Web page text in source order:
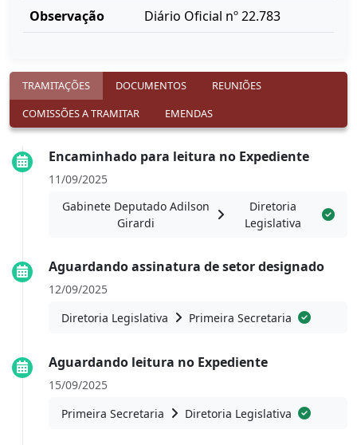
Observação
Diário Oficial nº 22.783
TRAMITAÇÕES DOCUMENTOS
REUNIÕES
COMISSÕES A TRAMITAR
EMENDAS
Encaminhado para leitura no Expediente
11/09/2025
Gabinete Deputado Adilson
Girardi
Diretoria
Legislativa
Aguardando assinatura de setor designado
12/09/2025
Diretoria Legislativa
Primeira Secretaria
Aguardando leitura no Expediente
15/09/2025
Primeira Secretaria
Diretoria Legislativa